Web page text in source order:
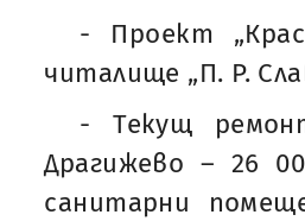
- Проект
читалище „П. Р.
- Текущ
Драгижево – 26
санитарни